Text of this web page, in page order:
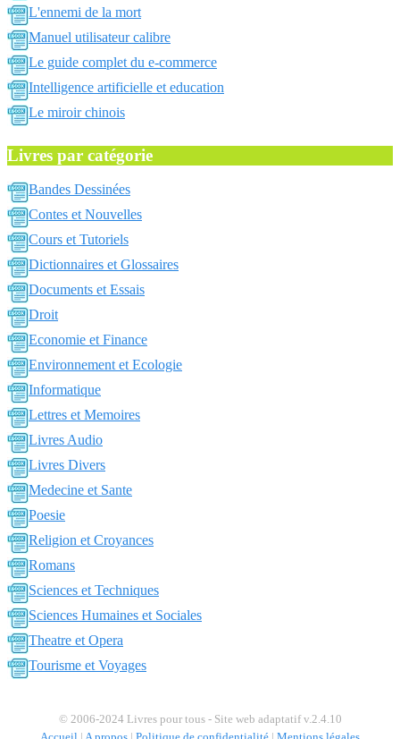
L'ennemi de la mort
Manuel utilisateur calibre
Le guide complet du e-commerce
Intelligence artificielle et education
Le miroir chinois
Livres par catégorie
Bandes Dessinées
Contes et Nouvelles
Cours et Tutoriels
Dictionnaires et Glossaires
Documents et Essais
Droit
Economie et Finance
Environnement et Ecologie
Informatique
Lettres et Memoires
Livres Audio
Livres Divers
Medecine et Sante
Poesie
Religion et Croyances
Romans
Sciences et Techniques
Sciences Humaines et Sociales
Theatre et Opera
Tourisme et Voyages
© 2006-2024 Livres pour tous - Site web adaptatif v.2.4.10